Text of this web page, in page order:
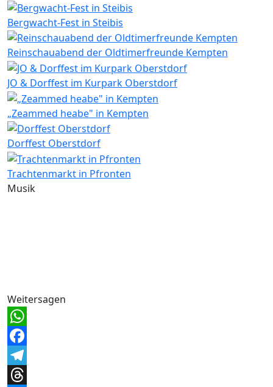
Bergwacht-Fest in Steibis
Reinschauabend der Oldtimerfreunde Kempten
JO & Dorffest im Kurpark Oberstdorf
„Zeammed heabe" in Kempten
Dorffest Oberstdorf
Trachtenmarkt in Pfronten
Musik
Weitersagen
WhatsApp
Facebook
Telegram